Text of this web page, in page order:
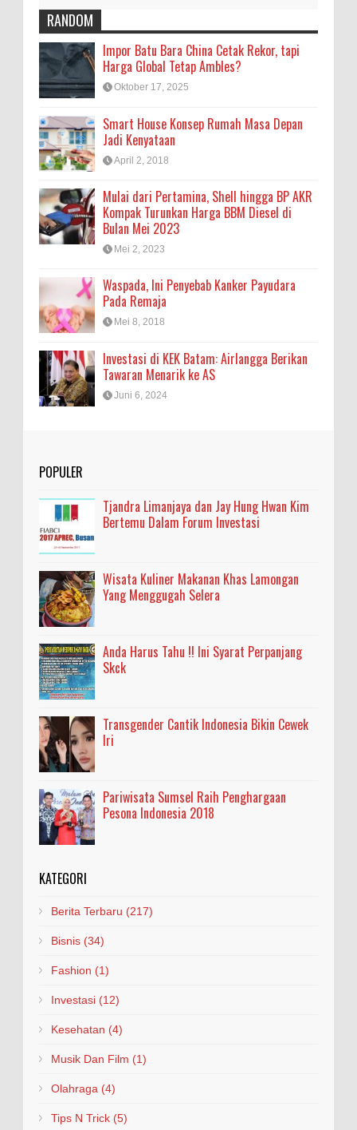
RANDOM
Impor Batu Bara China Cetak Rekor, tapi
Harga Global Tetap Ambles?
Oktober 17, 2025
Smart House Konsep Rumah Masa Depan
Jadi Kenyataan
April 2, 2018
Mulai dari Pertamina, Shell hingga BP AKR
Kompak Turunkan Harga BBM Diesel di
Bulan Mei 2023
Mei 2, 2023
Waspada, Ini Penyebab Kanker Payudara
Pada Remaja
Mei 8, 2018
Investasi di KEK Batam: Airlangga Berikan
Tawaran Menarik ke AS
Juni 6, 2024
POPULER
Tjandra Limanjaya dan Jay Hung Hwan Kim
Bertemu Dalam Forum Investasi
Wisata Kuliner Makanan Khas Lamongan
Yang Menggugah Selera
Anda Harus Tahu !! Ini Syarat Perpanjang
Skck
Transgender Cantik Indonesia Bikin Cewek
Iri
Pariwisata Sumsel Raih Penghargaan
Pesona Indonesia 2018
KATEGORI
Berita Terbaru (217)
Bisnis (34)
Fashion (1)
Investasi (12)
Kesehatan (4)
Musik Dan Film (1)
Olahraga (4)
Tips N Trick (5)